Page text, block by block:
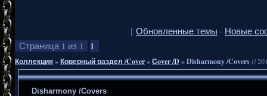
[ Обновленные темы · Новые
Страница 1 из 1 1
Коллекция»Коверный раздел /Cover»Сover /D»Disharmony /Covers(/
Disharmony /Covers